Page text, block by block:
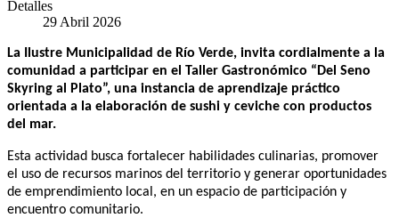
Detalles
29 Abril 2026
La Ilustre Municipalidad de Río Verde, invita cordialmente a la
comunidad a participar en el Taller Gastronómico “Del Seno
Skyring al Plato”, una instancia de aprendizaje práctico
orientada a la elaboración de sushi y ceviche con productos
del mar.
Esta actividad busca fortalecer habilidades culinarias, promover
el uso de recursos marinos del territorio y generar oportunidades
de emprendimiento local, en un espacio de participación y
encuentro comunitario.